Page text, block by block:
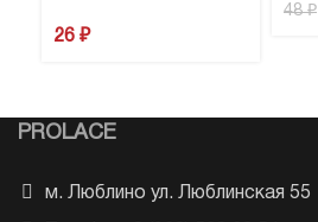
26 ₽
48₽
PROLACE
м. Люблино ул. Люблинская 55